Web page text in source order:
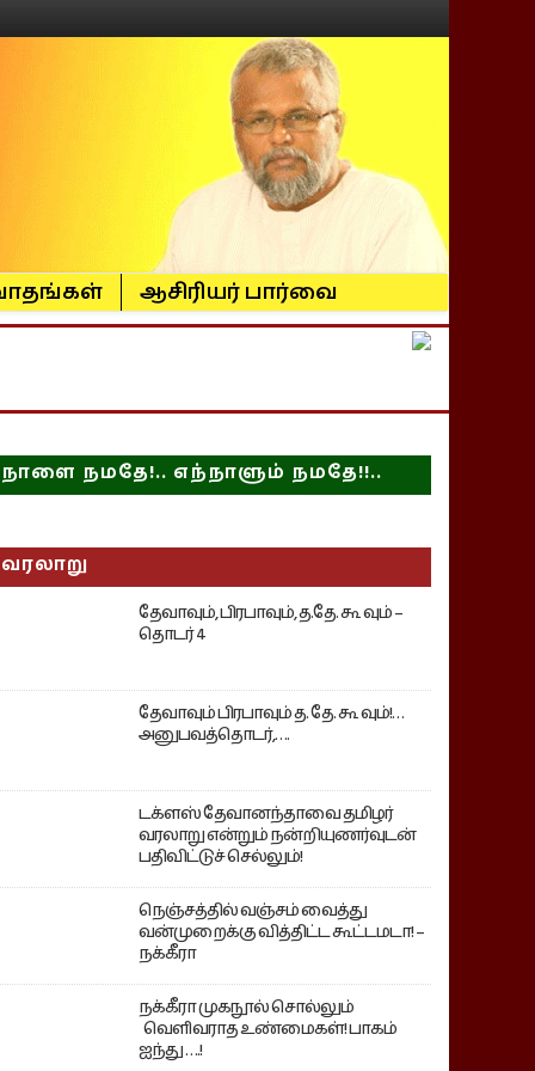
ஆசிரியர் பார்வை
நாளை நமதே!.. எந்நாளும் நமதே!!..
வரலாறு
தேவாவும், பிரபாவும், த.தே. கூ வும் –
தொடர் 4
தேவாவும் பிரபாவும் த. தே. கூ வும்!…
அனுபவத்தொடர்,….
டக்ளஸ் தேவானந்தாவை தமிழர்
வரலாறு என்றும் நன்றியுணர்வுடன்
பதிவிட்டுச் செல்லும்!
நெஞ்சத்தில் வஞ்சம் வைத்து
வன்முறைக்கு வித்திட்ட கூட்டமடா! –
நக்கீரா
நக்கீரா முகநூல் சொல்லும்
வெளிவராத உண்மைகள்! பாகம்
ஐந்து ….!